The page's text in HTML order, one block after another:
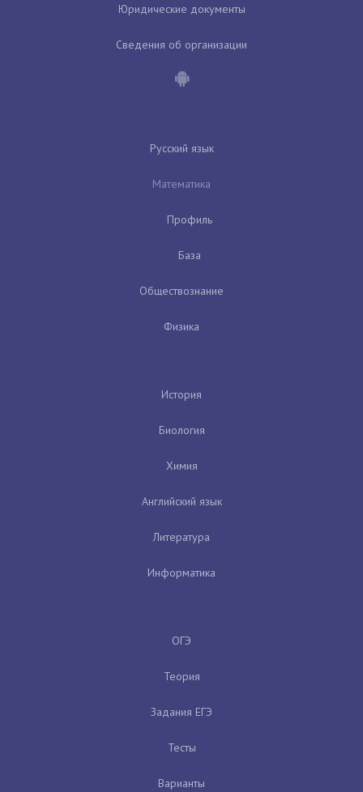
Юридические документы
Сведения об организации
Русский язык
Математика
Профиль
База
Обществознание
Физика
История
Биология
Химия
Английский язык
Литература
Информатика
ОГЭ
Теория
Задания ЕГЭ
Тесты
Варианты